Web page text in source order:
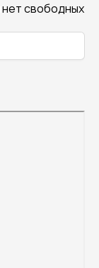
свободных